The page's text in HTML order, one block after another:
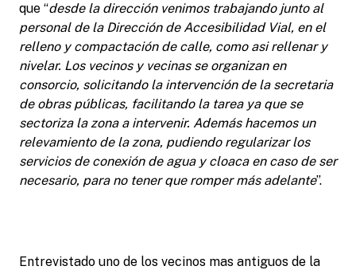
que “desde la dirección venimos trabajando junto al
personal de la Dirección de Accesibilidad Vial, en el
relleno y compactación de calle, como asi rellenar y
nivelar. Los vecinos y vecinas se organizan en
consorcio, solicitando la intervención de la secretaria
de obras públicas, facilitando la tarea ya que se
sectoriza la zona a intervenir. Además hacemos un
relevamiento de la zona, pudiendo regularizar los
servicios de conexión de agua y cloaca en caso de ser
necesario, para no tener que romper más adelante”.
Entrevistado uno de los vecinos mas antiguos de la